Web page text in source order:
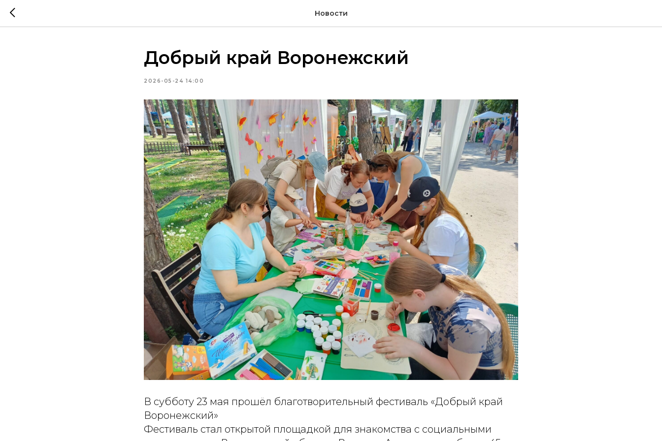
Новости
Добрый край Воронежский
2026-05-24 14:00
В субботу 23 мая прошёл благотворительный фестиваль «Добрый край
Воронежский»
Фестиваль стал открытой площадкой для знакомства с социальными